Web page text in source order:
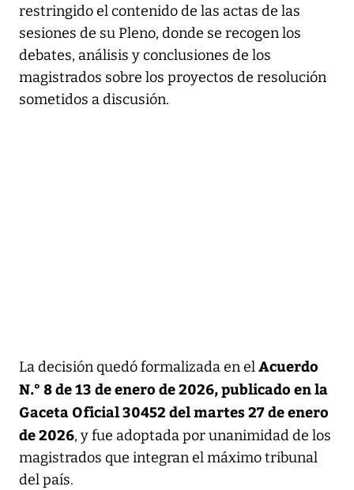
restringido el contenido de las actas de las
sesiones de su Pleno, donde se recogen los
debates, análisis y conclusiones de los
magistrados sobre los proyectos de resolución
sometidos a discusión.
La decisión quedó formalizada en elAcuerdo
N.° 8 de 13 de enero de 2026, publicado en la
Gaceta Oficial 30452 del martes 27 de enero
de 2026, y fue adoptada por unanimidad de los
magistrados que integran el máximo tribunal
del país.